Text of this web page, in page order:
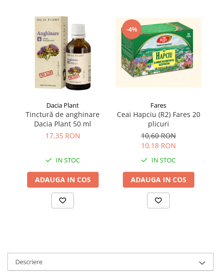
Dacia Plant
Tinctură de anghinare
Dacia Plant 50 ml
17,35 RON
IN STOC
ADAUGA IN COS
-4%
Fares
Ceai Hapciu (R2) Fares 20
plicuri
10,60 RON
10,18 RON
IN STOC
ADAUGA IN COS
Descriere